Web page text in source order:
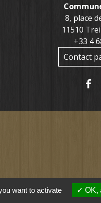
8, place
11510
+33 4
Contact
want to activate OK,